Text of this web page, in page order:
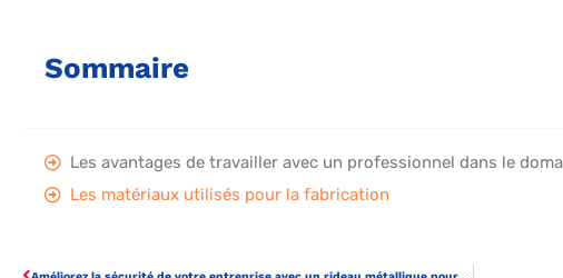
Sommaire
Les avantages de travailler avec un professionnel dans le
Les matériaux utilisés pour la fabrication